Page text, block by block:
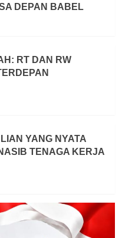
DEPAN BABEL
RT DAN RW
YANG NYATA
TENAGA KERJA